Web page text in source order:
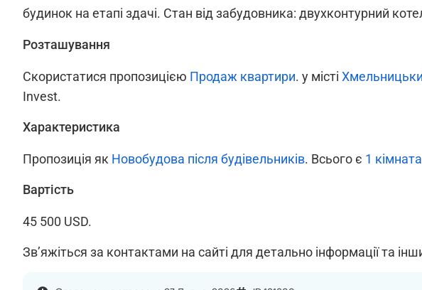
будинок на етапі здачі. Стан від забудовника: двухконтурний
Розташування
Скористатися пропозицією Продаж квартири. у місті
Invest.
Характеристика
Пропозиція як Новобудова після будівельників. Всього є 1 кімната
Вартість
45 500 USD.
Зв’яжіться за контактами на сайті для детально інформації та